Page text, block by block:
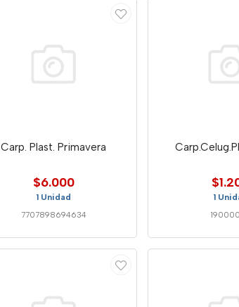
Carp. Plast. Primavera
$6.000
1 Unidad
7707898694634
1